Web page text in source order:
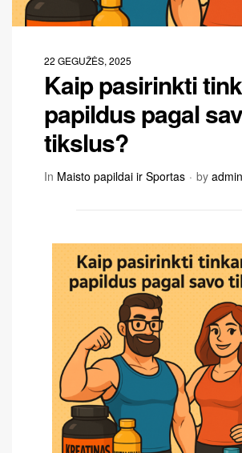
22 GEGUŽĖS, 2025
Kaip pasirinkti
papildus pagal
tikslus?
In Maisto papildai ir Sportas by